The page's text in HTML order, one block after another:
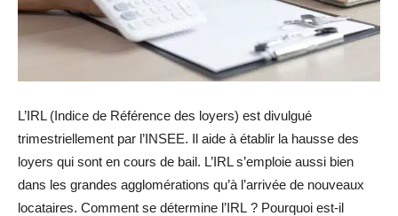
L’IRL (Indice de Référence des loyers) est divulgué
trimestriellement par l’INSEE. Il aide à établir la hausse des
loyers qui sont en cours de bail. L’IRL s’emploie aussi bien
dans les grandes agglomérations qu’à l’arrivée de nouveaux
locataires. Comment se détermine l’IRL ? Pourquoi est-il